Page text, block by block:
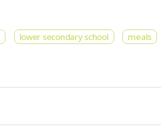
lower secondary school meals